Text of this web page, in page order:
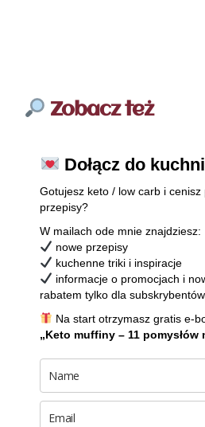
Zobacz też
Dołącz do
Gotujesz keto / low carb i
przepisy?
W mailach ode mnie znajdziesz:
nowe przepisy
kuchenne triki i inspiracje
informacje o promocjach i
rabatem tylko dla
Na start otrzymasz gratis e-
„Keto muffiny – 11 pomysłów